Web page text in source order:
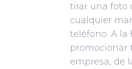
tirar una foto
cualquier
teléfono. A la
promocionar
empresa, de